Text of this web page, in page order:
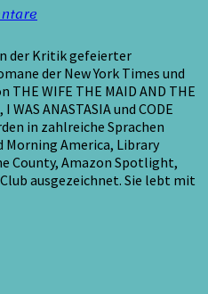
der Kritik gefeierter
der New York Times und
THE WIFE THE MAID AND THE
WAS ANASTASIA und CODE
in zahlreiche Sprachen
Morning America, Library
County, Amazon Spotlight,
ausgezeichnet. Sie lebt mit